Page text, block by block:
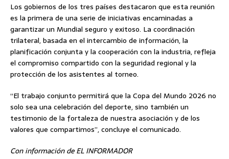
Los gobiernos de los tres países destacaron que esta reunión
es la primera de una serie de iniciativas encaminadas a
garantizar un Mundial seguro y exitoso. La coordinación
trilateral, basada en el intercambio de información, la
planificación conjunta y la cooperación con la industria, refleja
el compromiso compartido con la seguridad regional y la
protección de los asistentes al torneo.
“El trabajo conjunto permitirá que la Copa del Mundo 2026 no
solo sea una celebración del deporte, sino también un
testimonio de la fortaleza de nuestra asociación y de los
valores que compartimos”, concluye el comunicado.
Con información de EL INFORMADOR